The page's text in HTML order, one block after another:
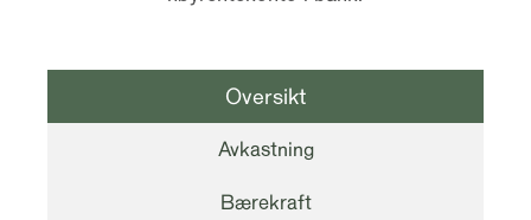
Oversikt
Avkastning
Bærekraft